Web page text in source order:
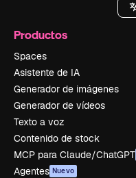
Productos
Spaces
Asistente de IA
Generador de imágenes
Generador de vídeos
Texto a voz
Contenido de stock
MCP para Claude/ChatGPT
Agentes Nuevo